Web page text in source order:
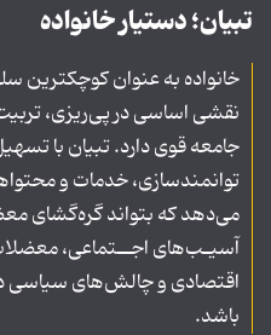
تبیان؛ دستیار خانواده
خانواده به عنوان کوچکترین
نقشی اساسی در پی‌ریزی،
جامعه قوی دارد. تبیان با
توانمندسازی، خدمات و
می‌دهد که بتواند گره‌گشای
آسیـب‌های اجــتماعی،
اقتصادی و چالش‌های سیاسی
باشد.